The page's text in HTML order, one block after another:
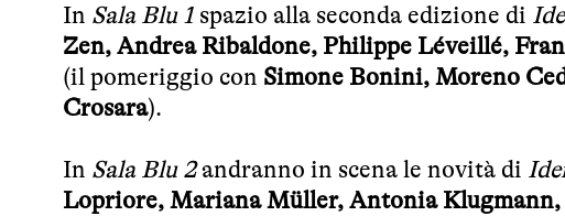
In Sala Blu 1 spazio alla seconda edizione di
Zen, Andrea Ribaldone, Philippe Léveillé,
(il pomeriggio con Simone Bonini, Moreno
Crosara).
In Sala Blu 2andranno in scena le novità di
Lopriore, Mariana Müller, Antonia